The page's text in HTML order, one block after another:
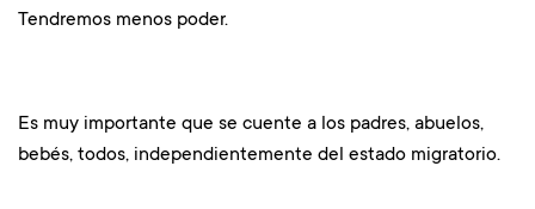
Tendremos menos poder.
Es muy importante que se cuente a los padres, abuelos,
bebés, todos, independientemente del estado migratorio.